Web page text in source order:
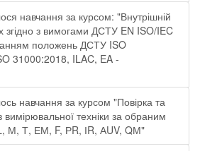
навчання за курсом: "Внутрішній
згідно з вимогами ДСТУ EN ISO/IEC
положень ДСТУ ISO
31000:2018, ILAC, EA -
навчання за курсом "Повірка та
вимірювальної техніки за обраним
М, Т, ЕМ, F, РR, ІR, АUV, QМ"